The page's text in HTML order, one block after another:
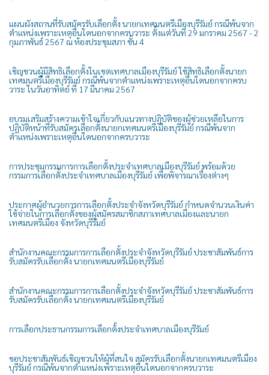
แผนผังสถานที่รับสมัครรับเลือกตั้ง นายกเทศมนตรีเมืองบุรีรัมย์ กรณีพ้นจาก
ตำแหน่งเพราะเหตุอื่นใดนอกจากครบวาระ ตั้งแต่วันที่ 29 มกราคม 2567 - 2
กุมภาพันธ์ 2567 ณ ห้องประชุมสภา ชั้น 4
เชิญชวนผู้มีสิทธิเลือกตั้งในเขตเทศบาลเมืองบุรีรัมย์ ใช้สิทธิเลือกตั้งนายก
เทศมนตรีเมืองบุรีรัมย์ กรณีพ้นจากตำแหน่งเพราะเหตุอื่นใดนอกจากครบ
วาระ ในวันอาทิตย์ ที่ 17 มีนาคม 2567
อบรมเสริมสร้างความเข้าใจเกี่ยวกับแนวทางปฏิบัติของผู้ช่วยเหลือในการ
ปฏิบัติหน้าที่รับสมัครเลือกตั้งนายกเทศมนตรีเมืองบุรีรัมย์ กรณีพ้นจาก
ตำแหน่งเพราะเหตุอื่นใดนอกจากครบวาระ
การประชุมกรรมการการเลือกตั้งประจำเทศบาลเมืองบุรีรัมย์ พร้อมด้วย
กรรมการเลือกตั้งประจำเทศบาลเมืองบุรีรัมย์ เพื่อพิจารณาเรื่องต่างๆ
ประกาศผู้อำนวยการการเลือกตั้งประจำจังหวัดบุรีรัมย์ กำหนดจำนวนเงินค่า
ใช้จ่ายในการเลือกตั้งของผู้สมัครสมาชิกสภาเทศบาลเมืองและนายก
เทศมนตรีเมือง จังหวัดบุรีรัมย์
สำนักงานคณะกรรมการการเลือกตั้งประจำจังหวัดบุรีรัมย์ ประชาสัมพันธ์การ
รับสมัครรับเลือกตั้ง นายกเทศมนตรีเมืองบุรีรัมย์
สำนักงานคณะกรรมการการเลือกตั้งประจำจังหวัดบุรีรัมย์ ประชาสัมพันธ์การ
รับสมัครรับเลือกตั้ง นายกเทศมนตรีเมืองบุรีรัมย์
การเลือกประธานกรรมการเลือกต้้งประจำเทศบาลเมืองบุรีรัมย์
ขอประชาสัมพันธ์เชิญชวนให้ผู้ที่สนใจ สมัครรับเลือกตั้งนายกเทศมนตรีเมือง
บุรีรัมย์ กรณีพ้นจากตำแหน่งเพราะเหตุอื่นใดนอกจากครบวาระ